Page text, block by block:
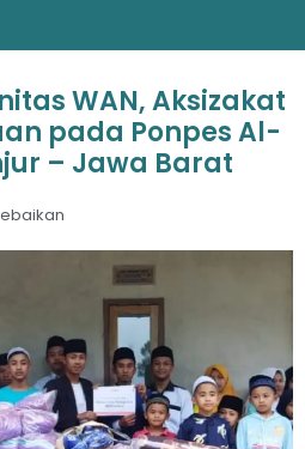
WAN, Aksizakat
pada Ponpes Al-
– Jawa Barat